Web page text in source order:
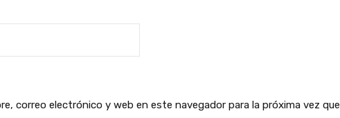
correo electrónico y web en este navegador para la próxima vez que